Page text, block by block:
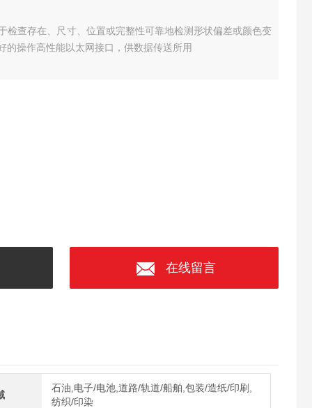
检查存在、尺寸、位置或完整性可靠地检测形状偏差或颜色变
的操作高性能以太网接口，供数据传送所用
在线留言
石油,电子/电池,道路/轨道/船舶,包装/造纸/印刷,
纺织/印染